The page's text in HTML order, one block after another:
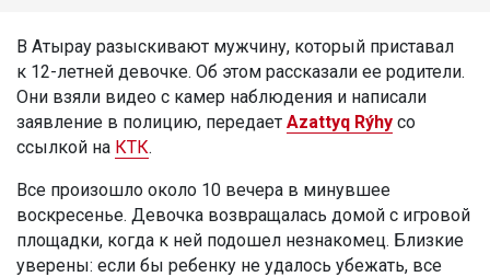
В Атырау разыскивают мужчину, который приставал
к 12-летней девочке. Об этом рассказали ее родители.
Они взяли видео с камер наблюдения и написали
заявление в полицию, передает Azattyq Rýhy со
ссылкой на КТК.
Все произошло около 10 вечера в минувшее
воскресенье. Девочка возвращалась домой с игровой
площадки, когда к ней подошел незнакомец. Близкие
уверены: если бы ребенку не удалось убежать, все